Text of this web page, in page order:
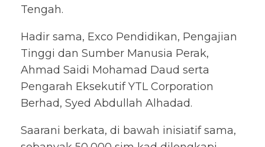
Tengah.
Hadir sama, Exco Pendidikan, Pengajian
Tinggi dan Sumber Manusia Perak,
Ahmad Saidi Mohamad Daud serta
Pengarah Eksekutif YTL Corporation
Berhad, Syed Abdullah Alhadad.
Saarani berkata, di bawah inisiatif sama,